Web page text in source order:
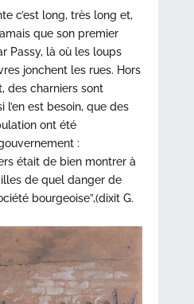
c’est long, très long et,
que son premier
Passy, là où les loups
jonchent les rues. Hors
des charniers sont
est besoin, que des
ont été
:
était de bien montrer à
de quel danger de
bourgeoise”,(dixit G.